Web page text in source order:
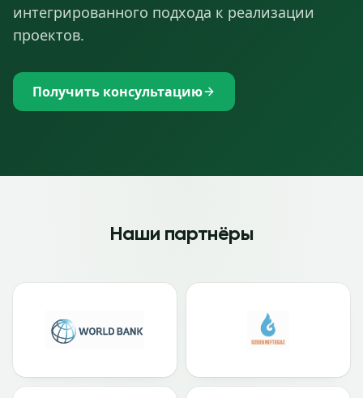
интегрированного подхода к реализации
проектов.
Получить консультацию
Наши партнёры